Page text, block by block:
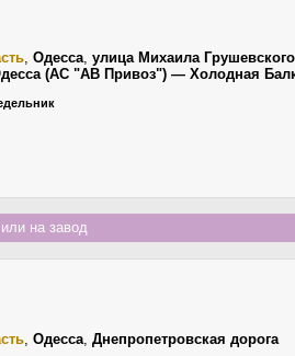
, Одесса, улица Михаила Грушевского
(АС "АВ Привоз") — Холодная
на завод
, Одесса, Днепропетровская дорога